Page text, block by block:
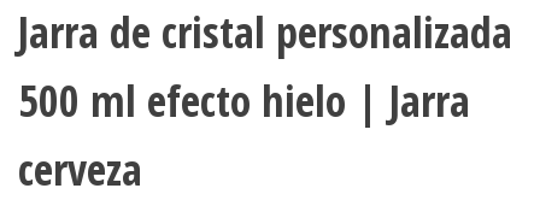
Jarra de cristal personalizada
500 ml efecto hielo | Jarra
cerveza